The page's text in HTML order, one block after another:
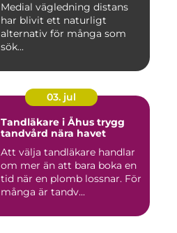
Medial vägledning distans
har blivit ett naturligt
alternativ för många som
sök...
03. jul
Tandläkare i Åhus trygg
tandvård nära havet
Att välja tandläkare handlar
om mer än att bara boka en
tid när en plomb lossnar. För
många är tandv...